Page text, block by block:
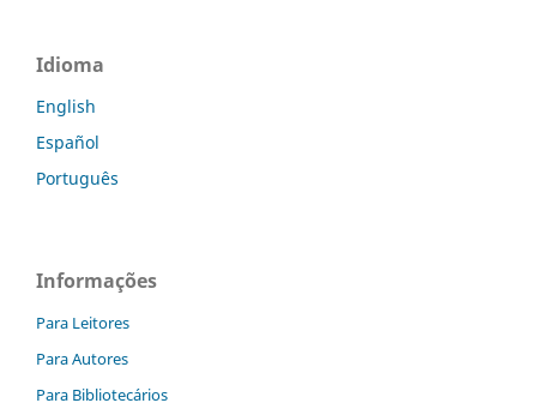
Idioma
English
Español
Português
Informações
Para Leitores
Para Autores
Para Bibliotecários